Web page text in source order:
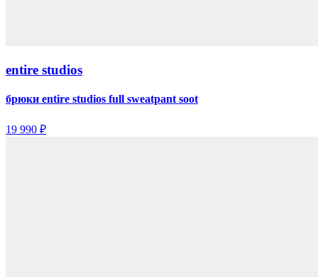
entire studios
брюки entire studios full sweatpant soot
19 990 ₽